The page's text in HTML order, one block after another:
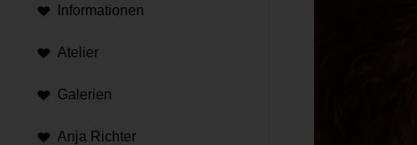
Informationen
Atelier
Galerien
Anja Richter